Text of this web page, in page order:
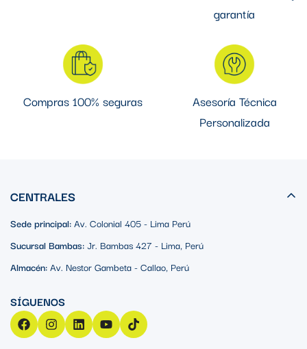
garantía
Compras 100% seguras
Asesoría Técnica
Personalizada
CENTRALES
Sede principal:Av. Colonial 405 - Lima Perú
Sucursal Bambas:Jr. Bambas 427 - Lima, Perú
Almacén:Av. Nestor Gambeta - Callao, Perú